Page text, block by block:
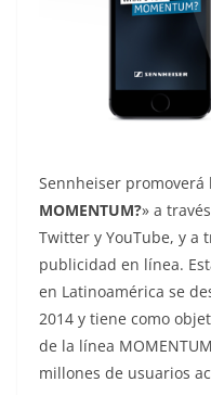
Sennheiser promoverá
MOMENTUM?» a
Twitter y YouTube, y a
publicidad en línea.
en Latinoamérica se
2014 y tiene como
de la línea
millones de usuarios